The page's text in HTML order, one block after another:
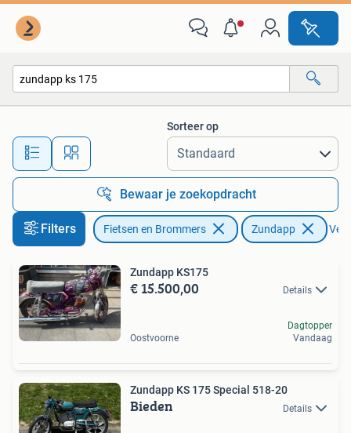
Alle afstanden…
Sorteer op
Bewaar je zoekopdracht
Filters Fietsen en Brommers Zundapp
Zundapp KS175
€ 15.500,00 Details
Oostvoorne
Dagtopper
Vandaag
Zundapp KS 175 Special 518-20
Bieden Details